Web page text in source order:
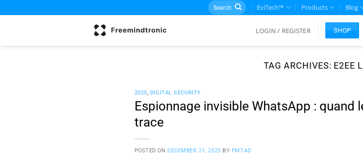
to
Search
for:
EviTech™ Products Blog
LOGIN / REGISTER SHOP
TAG ARCHIVES: E2EE
2025, DIGITAL SECURITY
Espionnage invisible WhatsApp : quand
trace
POSTED ON DECEMBER 21, 2025 BY FMTAD